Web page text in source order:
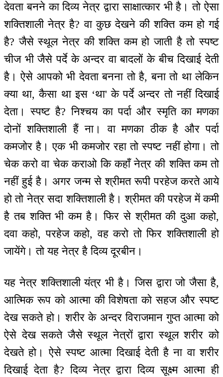
देवता बनने का दिव्य नेत्र द्वारा साक्षात्कार भी है। तो ऐसा
शक्तिशाली नेत्र है? वा कुछ देखने की शक्ति कम हो गई
है? जैसे स्थूल नेत्र की शक्ति कम हो जाती है तो स्पष्ट
चीज भी जैसे पर्दे के अन्दर वा बादलों के बीच दिखाई देती
है। ऐसे आपको भी देवता बनना तो है, बना तो था लेकिन
क्या था, कैसा था इस ‘था' के पर्दे अन्दर तो नहीं दिखाई
देता। स्पष्ट है? निश्चय का पर्दा और स्मृति का मणका
दोनों शक्तिशाली हैं ना। वा मणका ठीक है और पर्दा
कमजोर है। एक भी कमजोर रहा तो स्पष्ट नहीं होगा। तो
चेक करो वा चेक कराओ कि कहाँ नेत्र की शक्ति कम तो
नहीं हुई है। अगर जन्म से श्रीमत रूपी परहेज करते आये
हो तो नेत्र सदा शक्तिशाली है। श्रीमत की परहेज में कमी
है तब शक्ति भी कम है। फिर से श्रीमत की दुआ कहो,
दवा कहो, परहेज कहो, वह करो तो फिर शक्तिशाली हो
जायेंगे। तो यह नेत्र है दिव्य दूरबीन।
यह नेत्र शक्तिशाली यंत्र भी है। जिस द्वारा जो जैसा है,
आत्मिक रूप को आत्मा की विशेषता को सहज और स्पष्ट
देख सकते हो। शरीर के अन्दर विराजमान गुप्त आत्मा को
ऐसे देख सकते जैसे स्थूल नेत्रों द्वारा स्थूल शरीर को
देखते हो। ऐसे स्पष्ट आत्मा दिखाई देती है ना वा शरीर
दिखाई देता है? दिव्य नेत्र द्वारा दिव्य सूक्ष्म आत्मा ही